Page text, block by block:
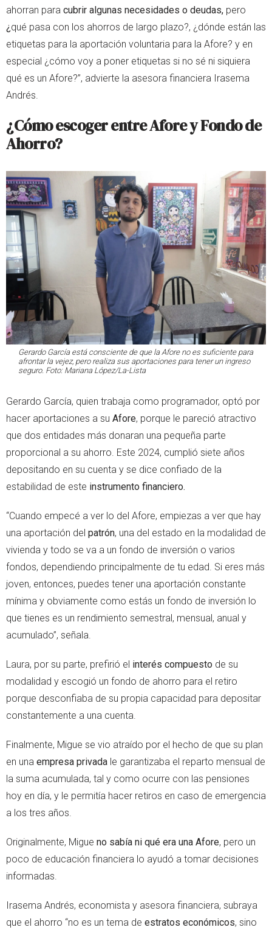
ahorran para cubrir algunas necesidades o deudas, pero
¿ qué pasa con los ahorros de largo plazo?, ¿dónde están las
etiquetas para la aportación voluntaria para la Afore? y en
especial ¿cómo voy a poner etiquetas si no sé ni siquiera
qué es un Afore?”, advierte la asesora financiera Irasema
Andrés.
¿Cómo escoger entre Afore y Fondo de
Ahorro?
Gerardo García está consciente de que la Afore no es suficiente para
afrontar la vejez, pero realiza sus aportaciones para tener un ingreso
seguro. Foto: Mariana López/La-Lista
Gerardo García, quien trabaja como programador, optó por
hacer aportaciones a su Afore, porque le pareció atractivo
que dos entidades más donaran una pequeña parte
proporcional a su ahorro. Este 2024, cumplió siete años
depositando en su cuenta y se dice confiado de la
estabilidad de este instrumento financiero.
“Cuando empecé a ver lo del Afore, empiezas a ver que hay
una aportación del patrón, una del estado en la modalidad de
vivienda y todo se va a un fondo de inversión o varios
fondos, dependiendo principalmente de tu edad. Si eres más
joven, entonces, puedes tener una aportación constante
mínima y obviamente como estás un fondo de inversión lo
que tienes es un rendimiento semestral, mensual, anual y
acumulado”, señala.
Laura, por su parte, prefirió el interés compuesto de su
modalidad y escogió un fondo de ahorro para el retiro
porque desconfiaba de su propia capacidad para depositar
constantemente a una cuenta.
Finalmente, Migue se vio atraído por el hecho de que su plan
en una empresa privada le garantizaba el reparto mensual de
la suma acumulada, tal y como ocurre con las pensiones
hoy en día, y le permitía hacer retiros en caso de emergencia
a los tres años.
Originalmente, Migue no sabía ni qué era una Afore, pero un
poco de educación financiera lo ayudó a tomar decisiones
informadas.
Irasema Andrés, economista y asesora financiera, subraya
que el ahorro “no es un tema de estratos económicos, sino